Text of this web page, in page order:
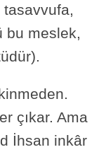
tasavvufa,
bu meslek,
çıkar. Ama
İhsan inkâr